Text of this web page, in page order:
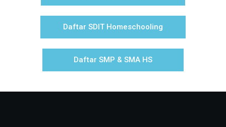
Daftar SDIT Homeschooling
Daftar SMP & SMA HS